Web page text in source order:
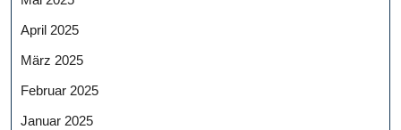
April 2025
März 2025
Februar 2025
Januar 2025